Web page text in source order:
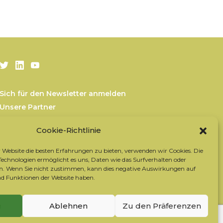
Cookie-Richtlinie
die besten Erfahrungen zu bieten, verwenden wir Cookies. Die
ermöglicht es uns, Daten wie das Surfverhalten oder
Wenn Sie nicht zustimmen, kann dies negative Auswirkungen auf
Funktionen der Website haben.
Ablehnen Zu den Präferenzen
TwitterLinkedIn
Youtube
Sich für den Newsletter anmelden
Unsere Partner
Rechtliche Hinweise
Cookie-Richtlinie